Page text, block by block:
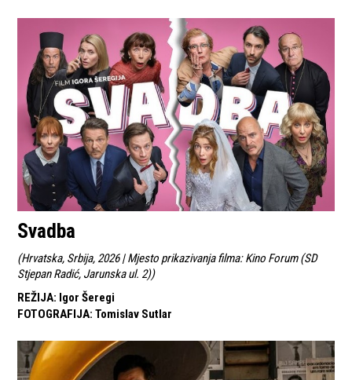
Svadba
(Hrvatska, Srbija, 2026 | Mjesto prikazivanja filma: Kino Forum (SD
Stjepan Radić, Jarunska ul. 2))
REŽIJA: Igor Šeregi
FOTOGRAFIJA: Tomislav Sutlar